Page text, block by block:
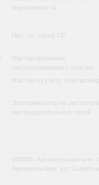
Ибрагимова,14
Нач. эл. сетей ОП
Мастер монтажно-
эксплуатационного участка
Мастер по учету
Электромонтер по
распределительных сетей
453030, Архангельский р-н,
Архангельское, ул.